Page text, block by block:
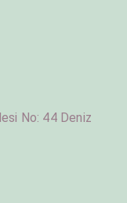
No: 44 Deniz